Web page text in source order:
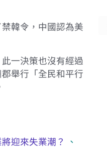
韓令，中國認為美
一決策也沒有經過
舉行「全民和平行
迎來失業潮？
、